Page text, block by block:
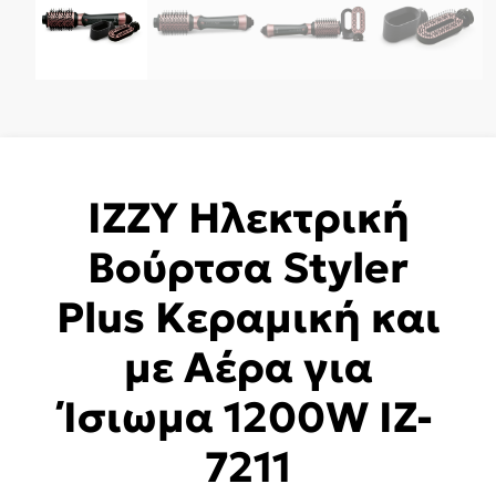
IZZY Ηλεκτρική
Βούρτσα Styler
Plus Κεραμική και
με Αέρα για
Ίσιωμα 1200W IZ-
7211